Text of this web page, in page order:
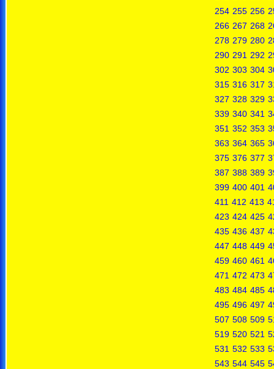
254 255 256
266 267 268
278 279 280
290 291 292
302 303 304
315 316 317
327 328 329
339 340 341
351 352 353
363 364 365
375 376 377
387 388 389
399 400 401
411 412 413
423 424 425
435 436 437
447 448 449
459 460 461
471 472 473
483 484 485
495 496 497
507 508 509
519 520 521
531 532 533
543 544 545